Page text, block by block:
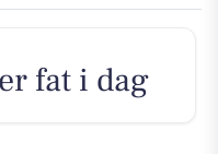
fat i dag